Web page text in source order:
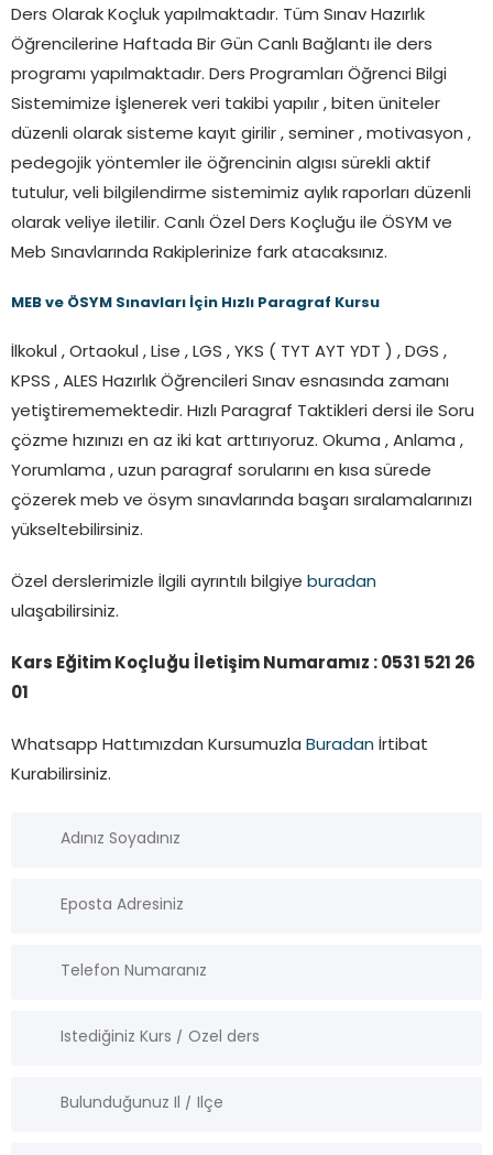
Ders Olarak Koçluk yapılmaktadır. Tüm Sınav Hazırlık
Öğrencilerine Haftada Bir Gün Canlı Bağlantı ile ders
programı yapılmaktadır. Ders Programları Öğrenci Bilgi
Sistemimize İşlenerek veri takibi yapılır , biten üniteler
düzenli olarak sisteme kayıt girilir , seminer , motivasyon ,
pedegojik yöntemler ile öğrencinin algısı sürekli aktif
tutulur, veli bilgilendirme sistemimiz aylık raporları düzenli
olarak veliye iletilir. Canlı Özel Ders Koçluğu ile ÖSYM ve
Meb Sınavlarında Rakiplerinize fark atacaksınız.
MEB ve ÖSYM Sınavları İçin Hızlı Paragraf Kursu
İlkokul , Ortaokul , Lise , LGS , YKS ( TYT AYT YDT ) , DGS ,
KPSS , ALES Hazırlık Öğrencileri Sınav esnasında zamanı
yetiştirememektedir. Hızlı Paragraf Taktikleri dersi ile Soru
çözme hızınızı en az iki kat arttırıyoruz. Okuma , Anlama ,
Yorumlama , uzun paragraf sorularını en kısa sürede
çözerek meb ve ösym sınavlarında başarı sıralamalarınızı
yükseltebilirsiniz.
Özel derslerimizle İlgili ayrıntılı bilgiye buradan
ulaşabilirsiniz.
Kars Eğitim Koçluğu İletişim Numaramız : 0531 521 26
01
Whatsapp Hattımızdan Kursumuzla Buradan İrtibat
Kurabilirsiniz.